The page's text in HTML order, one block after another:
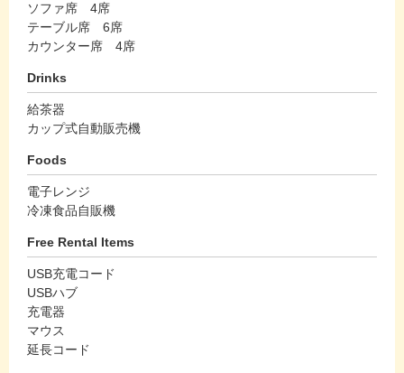
ソファ席 4席
テーブル席 6席
カウンター席 4席
Drinks
給茶器
カップ式自動販売機
Foods
電子レンジ
冷凍食品自販機
Free Rental Items
USB充電コード
USBハブ
充電器
マウス
延長コード